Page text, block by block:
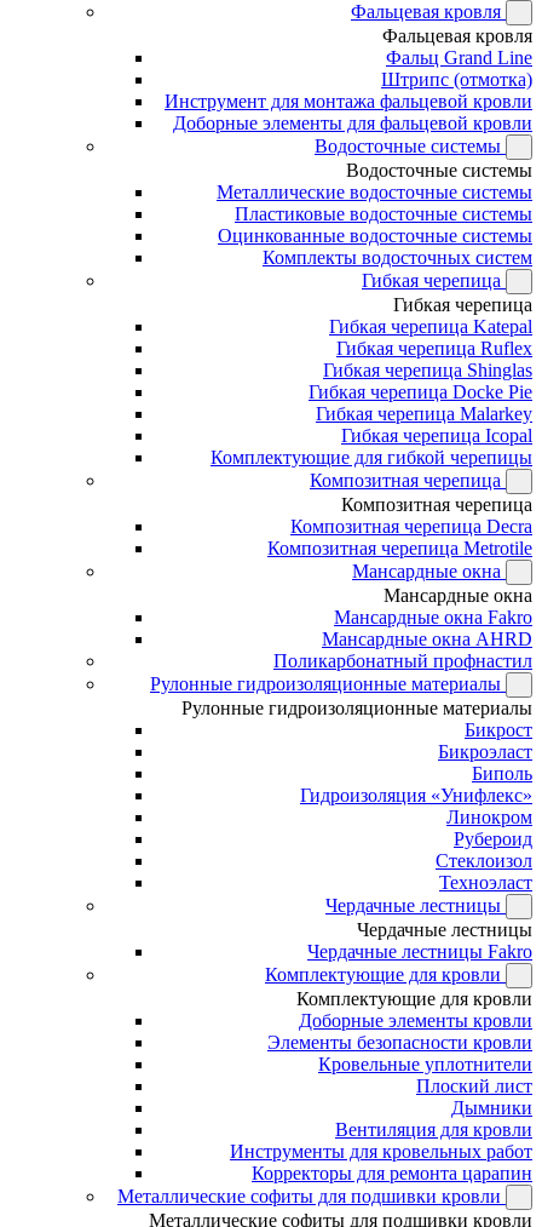
Фальцевая кровля
Фальцевая кровля
Фальц Grand Line
Штрипс (отмотка)
Инструмент для монтажа фальцевой кровли
Доборные элементы для фальцевой кровли
Водосточные системы
Водосточные системы
Металлические водосточные системы
Пластиковые водосточные системы
Оцинкованные водосточные системы
Комплекты водосточных систем
Гибкая черепица
Гибкая черепица
Гибкая черепица Katepal
Гибкая черепица Ruflex
Гибкая черепица Shinglas
Гибкая черепица Docke Pie
Гибкая черепица Malarkey
Гибкая черепица Icopal
Комплектующие для гибкой черепицы
Композитная черепица
Композитная черепица
Композитная черепица Decra
Композитная черепица Metrotile
Мансардные окна
Мансардные окна
Мансардные окна Fakro
Мансардные окна AHRD
Поликарбонатный профнастил
Рулонные гидроизоляционные материалы
Рулонные гидроизоляционные материалы
Бикрост
Бикроэласт
Биполь
Гидроизоляция «Унифлекс»
Линокром
Рубероид
Стеклоизол
Техноэласт
Чердачные лестницы
Чердачные лестницы
Чердачные лестницы Fakro
Комплектующие для кровли
Комплектующие для кровли
Доборные элементы кровли
Элементы безопасности кровли
Кровельные уплотнители
Плоский лист
Дымники
Вентиляция для кровли
Инструменты для кровельных работ
Корректоры для ремонта царапин
Металлические софиты для подшивки кровли
Металлические софиты для подшивки кровли